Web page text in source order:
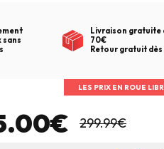
sans
Livraison gratuite
70€
Retour gratuit
LES PRIX EN ROUE
299.99€